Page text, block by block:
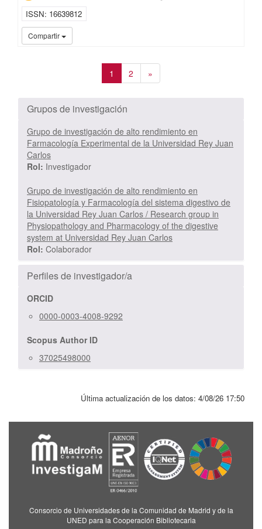
ISSN 16639812
Compartir
1 2 »
Grupos de investigación
Grupo de investigación de alto rendimiento en
Farmacología Experimental de la Universidad Rey Juan
Carlos
Rol: Investigador
Grupo de investigación de alto rendimiento en
Fisiopatología y Farmacología del sistema digestivo de
la Universidad Rey Juan Carlos / Research group in
Physiopathology and Pharmacology of the digestive
system at Universidad Rey Juan Carlos
Rol: Colaborador
Perfiles de investigador/a
ORCID
0000-0003-4008-9292
Scopus Author ID
37025498000
Última actualización de los datos: 4/08/26 17:50
Consorcio de Universidades de la Comunidad de Madrid y de la
UNED para la Cooperación Bibliotecaria